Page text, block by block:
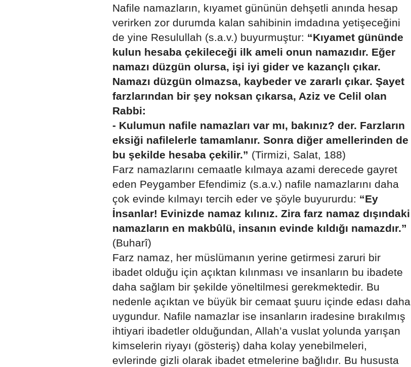
Nafile namazların, kıyamet gününün dehşetli anında hesap
verirken zor durumda kalan sahibinin imdadına yetişeceğini
de yine Resulullah (s.a.v.) buyurmuştur: “Kıyamet gününde
kulun hesaba çekileceği ilk ameli onun namazıdır. Eğer
namazı düzgün olursa, işi iyi gider ve kazançlı çıkar.
Namazı düzgün olmazsa, kaybeder ve zararlı çıkar. Şayet
farzlarından bir şey noksan çıkarsa, Aziz ve Celil olan
Rabbi:
- Kulumun nafile namazları var mı, bakınız? der. Farzların
eksiği nafilelerle tamamlanır. Sonra diğer amellerinden de
bu şekilde hesaba çekilir.” (Tirmizi, Salat, 188)
Farz namazlarını cemaatle kılmaya azami derecede gayret
eden Peygamber Efendimiz (s.a.v.) nafile namazlarını daha
çok evinde kılmayı tercih eder ve şöyle buyururdu: “Ey
İnsanlar! Evinizde namaz kılınız. Zira farz namaz dışındaki
namazların en makbûlü, insanın evinde kıldığı namazdır.”
(Buharî)
Farz namaz, her müslümanın yerine getirmesi zaruri bir
ibadet olduğu için açıktan kılınması ve insanların bu ibadete
daha sağlam bir şekilde yöneltilmesi gerekmektedir. Bu
nedenle açıktan ve büyük bir cemaat şuuru içinde edası daha
uygundur. Nafile namazlar ise insanların iradesine bırakılmış
ihtiyari ibadetler olduğundan, Allah’a vuslat yolunda yarışan
kimselerin riyayı (gösteriş) daha kolay yenebilmeleri,
evlerinde gizli olarak ibadet etmelerine bağlıdır. Bu hususta